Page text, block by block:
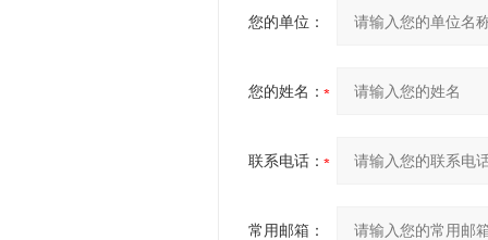
您的单位：
您的姓名：
联系电话：
常用邮箱：